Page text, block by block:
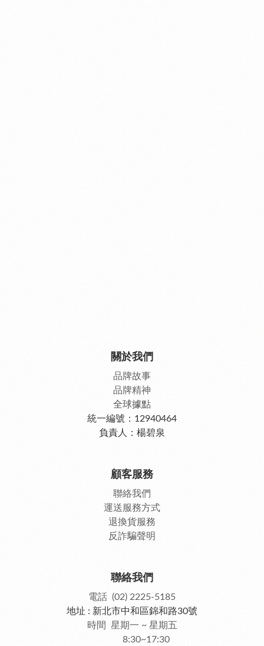
關於我們
品牌故事
品牌精神
全球據點
統一編號：12940464
負責人：楊碧泉
顧客服務
聯絡我們
運送服務方式
退換貨服務
反詐騙聲明
聯絡我們
電話 (02) 2225-5185
地址 : 新北市中和區錦和路30號
時間 星期一 ~ 星期五
8:30~17:30